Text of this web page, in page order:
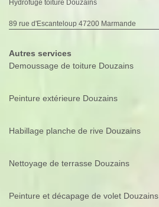
Hydrofuge toiture Douzains
89 rue d'Escanteloup 47200 Marmande
Autres services
Demoussage de toiture Douzains
Peinture extérieure Douzains
Habillage planche de rive Douzains
Nettoyage de terrasse Douzains
Peinture et décapage de volet Douzains